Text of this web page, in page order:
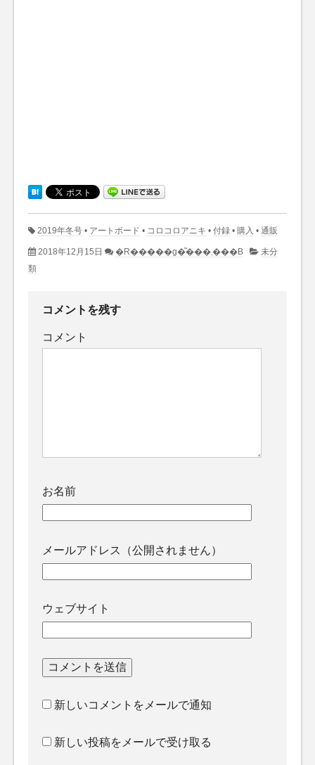
2019年冬号 • アートボード • コロコロアニキ • 付録 • 購入 • 通販
2018年12月15日 �R�����g�͂���܂���B
未分
類
コメントを残す
コメント
お名前
メールアドレス（公開されません）
ウェブサイト
新しいコメントをメールで通知
新しい投稿をメールで受け取る